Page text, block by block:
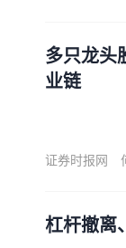
多只龙头
业链
证券时报网
杠杆撤离